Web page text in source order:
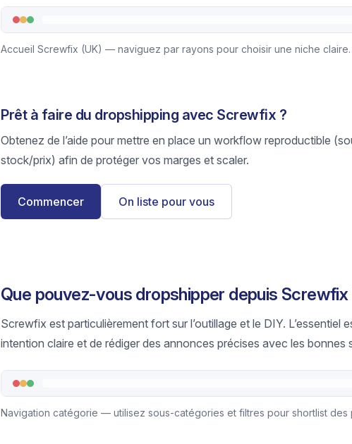
Accueil Screwfix (UK) — naviguez par rayons pour choisir une niche claire.
Prêt à faire du dropshipping avec Screwfix ?
Obtenez de l’aide pour mettre en place un workflow reproductible
stock/prix) afin de protéger vos marges et scaler.
Commencer On liste pour vous
Que pouvez-vous dropshipper depuis Screwfix
Screwfix est particulièrement fort sur l’outillage et le DIY. L’essentiel
intention claire et de rédiger des annonces précises avec les bonnes
Navigation catégorie — utilisez sous-catégories et filtres pour shortlist des